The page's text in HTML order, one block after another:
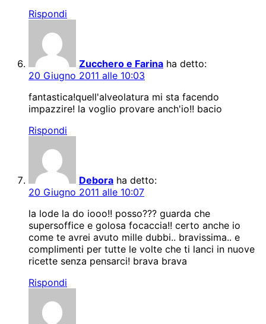
Rispondi
Zucchero e Farina ha detto:
20 Giugno 2011 alle 10:03
fantastica!quell'alveolatura mi sta facendo
impazzire! la voglio provare anch'io!! bacio
Rispondi
Debora ha detto:
20 Giugno 2011 alle 10:07
la lode la do iooo!! posso??? guarda che
supersoffice e golosa focaccia!! certo anche io
come te avrei avuto mille dubbi.. bravissima.. e
complimenti per tutte le volte che ti lanci in nuove
ricette senza pensarci! brava brava
Rispondi